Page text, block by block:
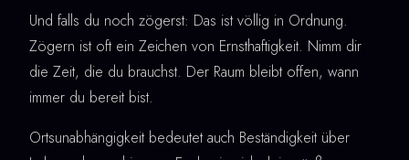
Und falls du noch zögerst: Das ist völlig in Ordnung.
Zögern ist oft ein Zeichen von Ernsthaftigkeit. Nimm dir
die Zeit, die du brauchst. Der Raum bleibt offen, wann
immer du bereit bist.
Ortsunabhängigkeit bedeutet auch Beständigkeit über